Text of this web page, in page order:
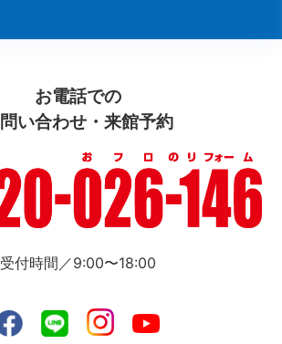
お電話での
い合わせ・来館予約
受付時間／9:00〜18:00